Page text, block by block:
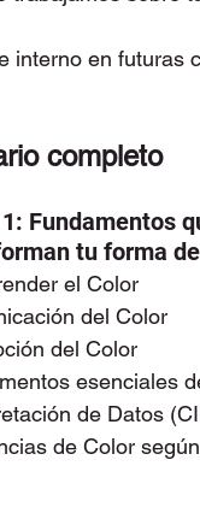
interno en futuras
completo
Fundamentos
tu forma
el Color
del Color
del Color
esenciales
de Datos
de Color